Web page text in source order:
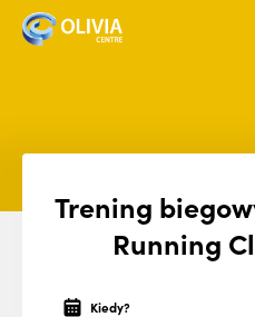
Trening
Running
Kiedy?